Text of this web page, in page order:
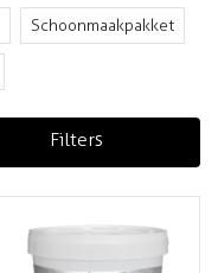
Schoonmaakpakket
Filters